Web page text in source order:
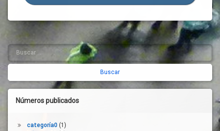
Inmigrante
Manufacturas
Pandemia
Personas
Población
Distanciamiento
Empresas
Epidemiología
Filtro
Franja
Higiene
Infección
Barra
lateral
derecha
Buscar:
Números publicados
categoría0(1)